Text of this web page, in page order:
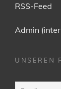
RSS-Feed
Admin
UNSEREN